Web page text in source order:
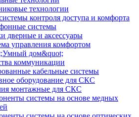
технологии
контроля доступа и комфорта
системы
дверные и аксессуары
управления комфортом
дом&quot;
коммуникации
кабельные системы
оборудование для СКС
монтажные для СКС
системы на основе медных